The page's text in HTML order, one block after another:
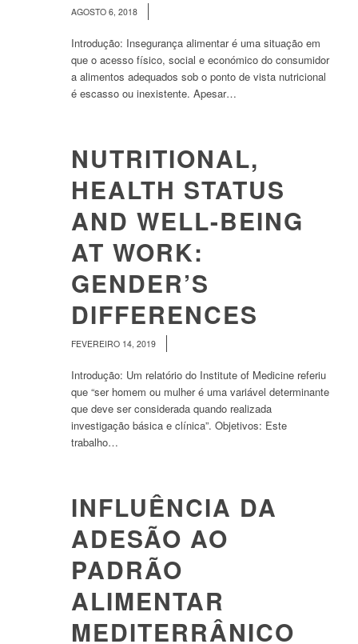
AGOSTO 6, 2018
Introdução: Insegurança alimentar é uma situação em
que o acesso físico, social e económico do consumidor
a alimentos adequados sob o ponto de vista nutricional
é escasso ou inexistente. Apesar…
NUTRITIONAL,
HEALTH STATUS
AND WELL-BEING
AT WORK:
GENDER’S
DIFFERENCES
FEVEREIRO 14, 2019
Introdução: Um relatório do Institute of Medicine referiu
que “ser homem ou mulher é uma variável determinante
que deve ser considerada quando realizada
investigação básica e clínica”. Objetivos: Este
trabalho…
INFLUÊNCIA DA
ADESÃO AO
PADRÃO
ALIMENTAR
MEDITERRÂNICO